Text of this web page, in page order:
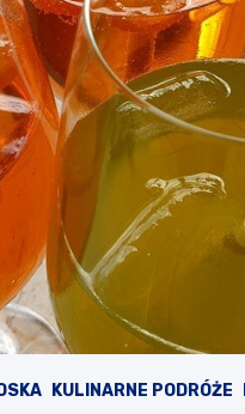
KULINARNE PODRÓŻE